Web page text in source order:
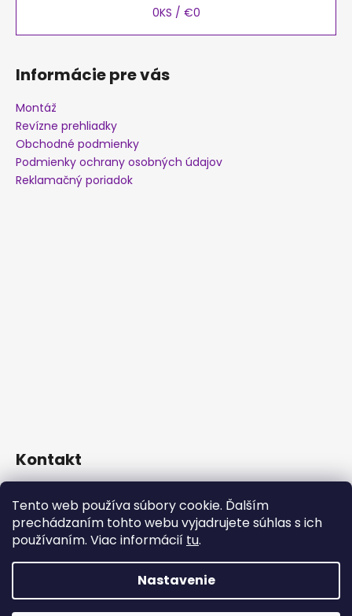
Tento web používa súbory cookie. Ďalším
prechádzaním tohto webu vyjadrujete súhlas s ich
používaním. Viac informácií tu.
Nastavenie
0KS / €0
Informácie pre vás
Montáž
Revízne prehliadky
Obchodné podmienky
Podmienky ochrany osobných údajov
Reklamačný poriadok
Kontakt
+421 911 617 982 (Po-Pia: 9:00-16:30)
kosiceklima/